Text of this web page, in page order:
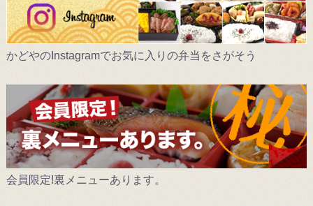
かどやのInstagramでお気に入りの弁当をさがそう
会員限定!裏メニューあります。